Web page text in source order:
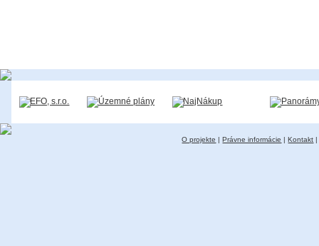
O projekte |Právne informácie |Kontakt